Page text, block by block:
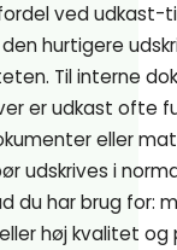
ved udkast-
hurtigere
Til interne
er udkast ofte
eller
udskrives i
du har brug for:
høj kvalitet